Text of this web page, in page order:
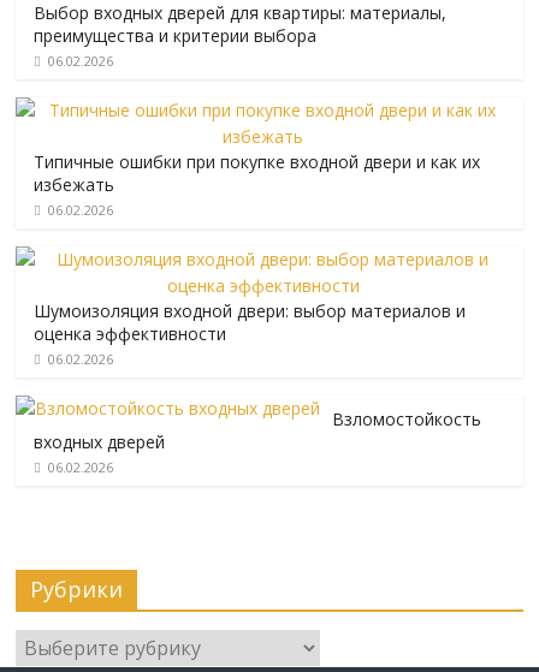
Выбор входных дверей для квартиры: материалы,
преимущества и критерии выбора
06.02.2026
Типичные ошибки при покупке входной двери и как их
избежать
06.02.2026
Шумоизоляция входной двери: выбор материалов и
оценка эффективности
06.02.2026
Взломостойкость
входных дверей
06.02.2026
Рубрики
Рубрики